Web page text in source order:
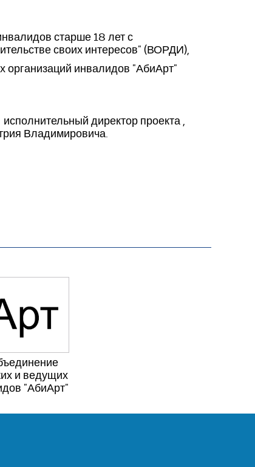
и инвалидов старше 18 лет с
своих интересов" (ВОРДИ),
инвалидов "АбиАрт"
директор проекта ,
Владимировича.
и ведущих
"АбиАрт"